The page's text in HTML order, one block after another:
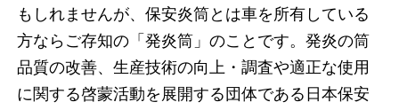
もしれませんが、保安炎筒とは車を所有している
方ならご存知の「発炎筒」のことです。発炎の筒
品質の改善、生産技術の向上・調査や適正な使用
に関する啓蒙活動を展開する団体である日本保安